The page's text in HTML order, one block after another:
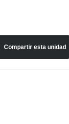
Compartir esta unidad